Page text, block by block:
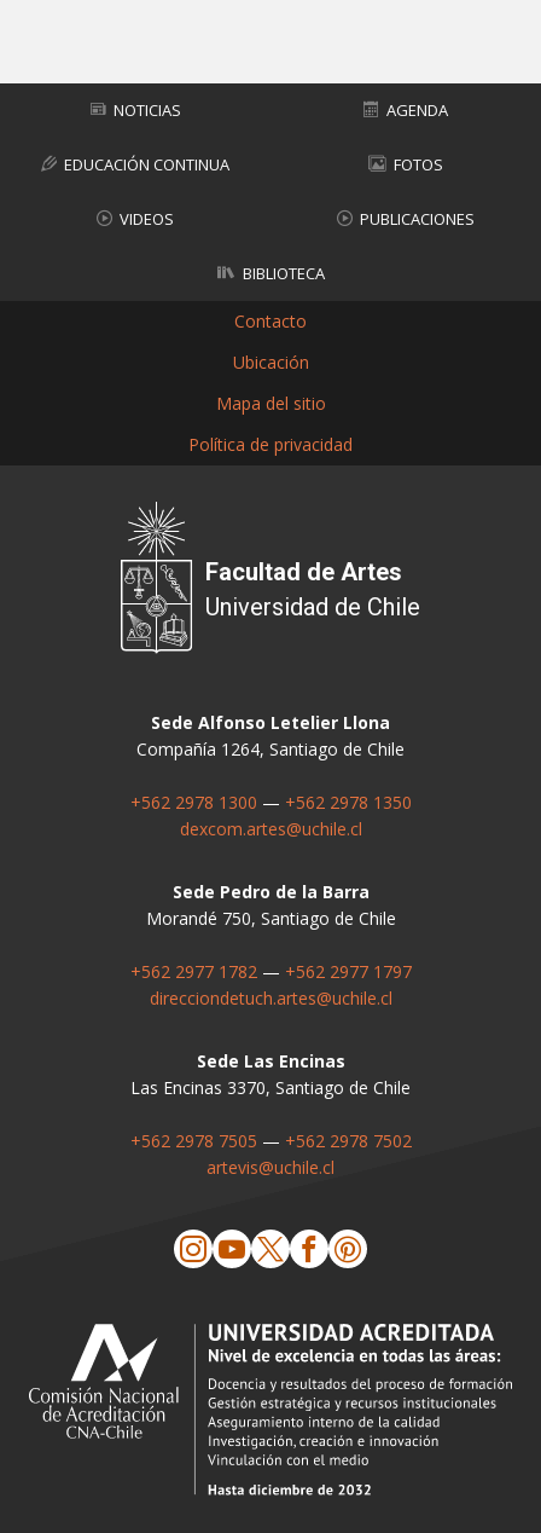
NOTICIAS AGENDA
EDUCACIÓN CONTINUA FOTOS
VIDEOS PUBLICACIONES
BIBLIOTECA
Contacto
Ubicación
Mapa del sitio
Política de privacidad
Facultad de Artes
Universidad de Chile
Sede Alfonso Letelier Llona
Compañía 1264, Santiago de Chile
+562 2978 1300 — +562 2978 1350
dexcom.artes@uchile.cl
Sede Pedro de la Barra
Morandé 750, Santiago de Chile
+562 2977 1782— +562 2977 1797
direcciondetuch.artes@uchile.cl
Sede Las Encinas
Las Encinas 3370, Santiago de Chile
+562 2978 7505 — +562 2978 7502
artevis@uchile.cl